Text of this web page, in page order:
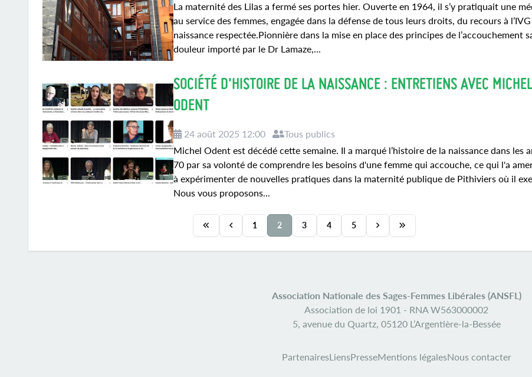
La maternité des Lilas a fermé ses portes hier. Ouverte en 1964, il s’y pratiquait une
au service des femmes, engagée dans la défense de tous leurs droits, du recours à l’IVG
naissance respectée.Pionnière dans la mise en place des principes de l’accouchement
douleur importé par le Dr Lamaze,...
SOCIÉTÉ D'HISTOIRE DE LA NAISSANCE : ENTRETIENS AVEC MICHEL
ODENT
24 août 2025 12:00
Tous publics
Michel Odent est décédé cette semaine. Il a marqué l’histoire de la naissance dans les
70 par sa volonté de comprendre les besoins d'une femme qui accouche, ce qui l'a
à expérimenter de nouvelles pratiques dans la maternité publique de Pithiviers où il
Nous vous proposons...
1 2 3 4 5
Association Nationale des Sages-Femmes Libérales (ANSFL)
Association de loi 1901 - RNA W563000002
5, avenue du Quartz, 05120 L’Argentière-la-Bessée
PartenairesLiensPresseMentions légalesNous contacter